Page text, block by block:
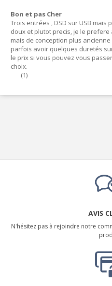
Bon et pas Cher
Trois entrées , DSD sur USB mais
doux et plutot precis, je le prefere
mais de conception plus
parfois avoir quelques duretés
le prix si vous pouvez vous
choix.
(1)
AVIS
N'hésitez pas à rejoindre notre